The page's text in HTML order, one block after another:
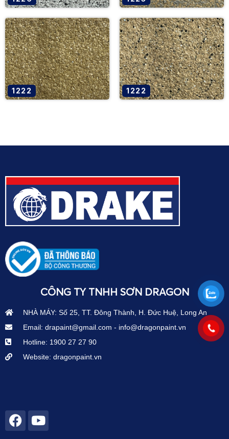
1222 1222
CÔNG TY TNHH SƠN DRAGON
NHÀ MÁY: Số 25, TT. Đông Thành, H. Đức Huệ, Long An
Email: drapaint@gmail.com - info@dragonpaint.vn
Hotline: 1900 27 27 90
Website: dragonpaint.vn